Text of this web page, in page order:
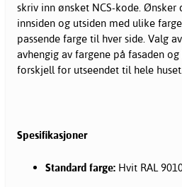
skriv inn ønsket NCS-kode. Ønsker
innsiden og utsiden med ulike
passende farge til hver side. Valg
avhengig av fargene på fasaden
forskjell for utseendet til hele
Spesifikasjoner
Standard farge: Hvit RAL